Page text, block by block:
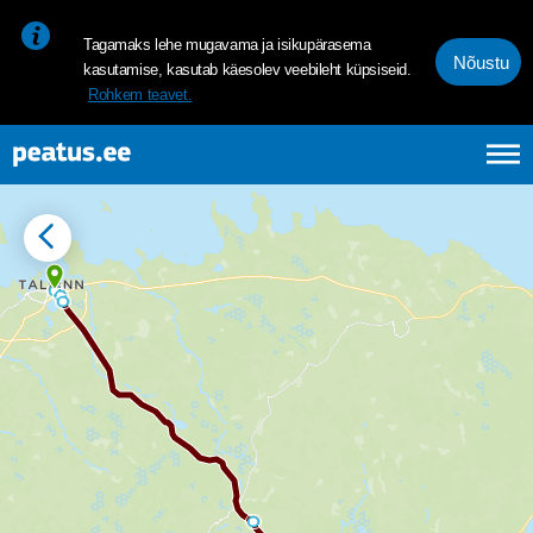
Tagamaks lehe mugavama ja isikupärasema
kasutamise, kasutab käesolev veebileht küpsiseid.
Rohkem teavet.
Nõustu